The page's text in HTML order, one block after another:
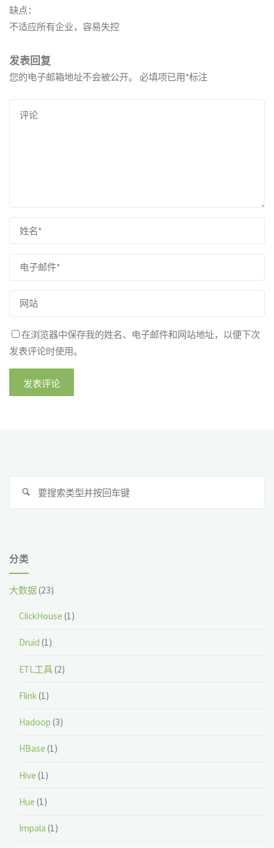
缺点：
不适应所有企业，容易失控
发表回复
您的电子邮箱地址不会被公开。 必填项已用*标注
在浏览器中保存我的姓名、电子邮件和网站地址，以便下次
发表评论时使用。
搜
分类
大数据(23)
ClickHouse (1)
Druid (1)
ETL工具(2)
Flink(1)
Hadoop (3)
HBase (1)
Hive (1)
Hue (1)
Impala (1)